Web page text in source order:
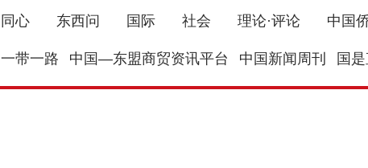
同心 东西问 国际 社会 理论·评论 中国
一带一路 中国—东盟商贸资讯平台 中国新闻周刊 国